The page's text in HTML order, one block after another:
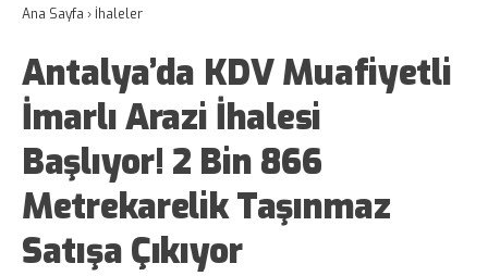
Ana Sayfa › İhaleler
Antalya’da KDV Muafiyetli
İmarlı Arazi İhalesi
Başlıyor! 2 Bin 866
Metrekarelik Taşınmaz
Satışa Çıkıyor